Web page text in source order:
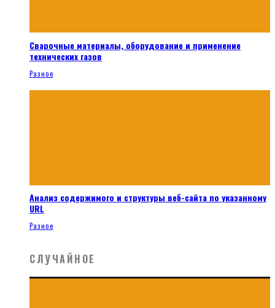
Сварочные материалы, оборудование и применение
технических газов
Разное
Анализ содержимого и структуры веб-сайта по указанному
URL
Разное
СЛУЧАЙНОЕ